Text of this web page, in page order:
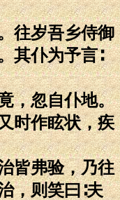
往岁吾乡侍御
其仆为予言∶
，忽自仆地。
时作眩状，疾
皆弗验，乃往
，则笑曰∶夫